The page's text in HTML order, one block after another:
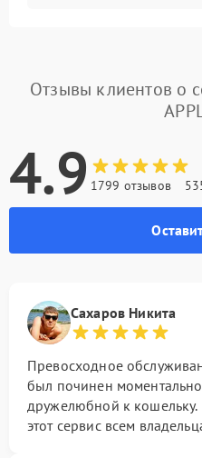
Отзывы клиентов о
4.9 1799 отзывов
Сахаров Никита
Превосходное
был починен
дружелюбной к кошельку.
этот сервис всем